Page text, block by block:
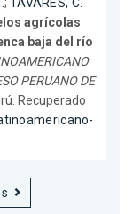
agrícolas
baja del río
PERUANO DE
Recuperado